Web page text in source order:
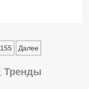
155 Далее
Тренды